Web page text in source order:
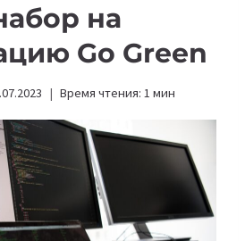
на
Go Green
Время чтения: 1 мин